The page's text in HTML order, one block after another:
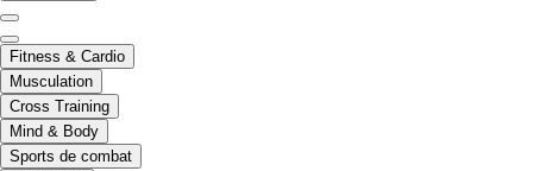
Fitness & Cardio
Musculation
Cross Training
Mind & Body
Sports de combat